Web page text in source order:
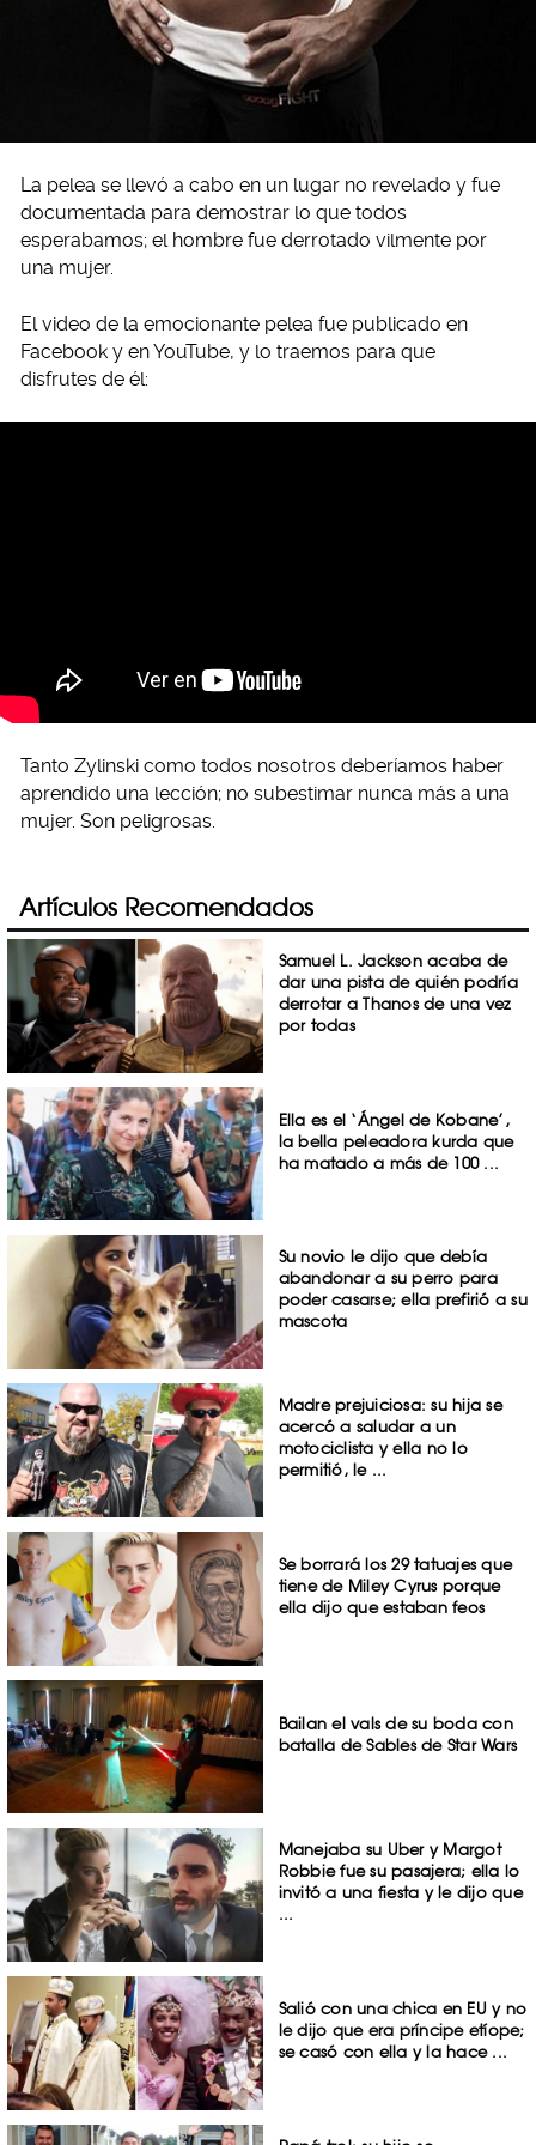
La pelea se llevó a cabo en un lugar no revelado y fue
documentada para demostrar lo que todos
esperabamos; el hombre fue derrotado vilmente por
una mujer.
El video de la emocionante pelea fue publicado en
Facebook y en YouTube, y lo traemos para que
disfrutes de él:
Tanto Zylinski como todos nosotros deberíamos haber
aprendido una lección; no subestimar nunca más a una
mujer. Son peligrosas.
Artículos Recomendados
Samuel L. Jackson acaba de
dar una pista de quién podría
derrotar a Thanos de una vez
por todas
Ella es el ‘Ángel de Kobane’,
la bella peleadora kurda que
ha matado a más de 100 ...
Su novio le dijo que debía
abandonar a su perro para
poder casarse; ella prefirió a su
mascota
Madre prejuiciosa: su hija se
acercó a saludar a un
motociclista y ella no lo
permitió, le ...
Se borrará los 29 tatuajes que
tiene de Miley Cyrus porque
ella dijo que estaban feos
Bailan el vals de su boda con
batalla de Sables de Star Wars
Manejaba su Uber y Margot
Robbie fue su pasajera; ella lo
invitó a una fiesta y le dijo que
...
Salió con una chica en EU y no
le dijo que era príncipe etíope;
se casó con ella y la hace ...